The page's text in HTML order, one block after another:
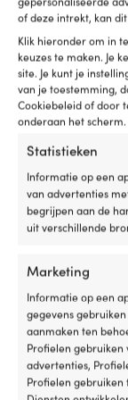
of deze intrekt, kan
Klik hieronder om in
keuzes te maken. Je
site. Je kunt je
van je toestemming,
Cookiebeleid of door
onderaan het scherm.
Statistieken
Informatie op een
van advertenties
begrijpen aan de
uit verschillende
Marketing
Informatie op een
gegevens
aanmaken ten
Profielen gebruiken
advertenties,
Profielen gebruiken
het pakket van
Voor alle
perceelsgrens
aangegeven.
goederen tot
of gesloten
zover de weg
de levering
dat je bij de
transportbedrijf
levertijd van
meerderjarige